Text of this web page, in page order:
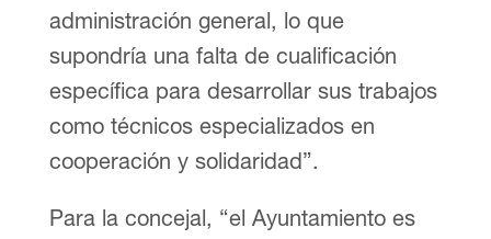
administración general, lo que
supondría una falta de cualificación
específica para desarrollar sus trabajos
como técnicos especializados en
cooperación y solidaridad”.
Para la concejal, “el Ayuntamiento es